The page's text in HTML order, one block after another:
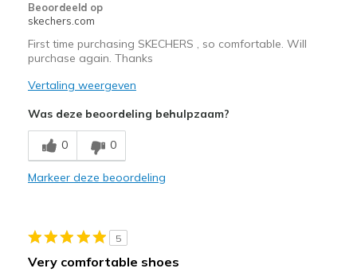
Beoordeeld op
skechers.com
First time purchasing SKECHERS , so comfortable. Will
purchase again. Thanks
Vertaling weergeven
Was deze beoordeling behulpzaam?
0 0
Markeer deze beoordeling
5
Very comfortable shoes